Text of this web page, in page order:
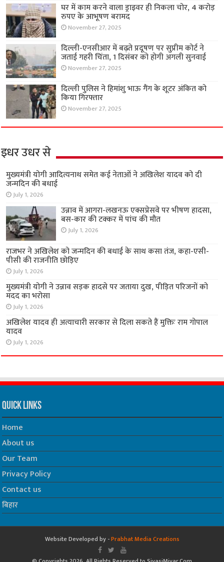
घर में काम करने वाला ड्राइवर ही निकला चोर, 4 करोड़
रुपए के आभूषण बरामद
November 27, 2025
दिल्ली-एनसीआर में बढ़ते प्रदूषण पर सुप्रीम कोर्ट ने
जताई गहरी चिंता, 1 दिसंबर को होगी अगली सुनवाई
November 27, 2025
दिल्ली पुलिस ने हिमांशु भाऊ गैंग के शूटर अंकित को
किया गिरफ्तार
November 27, 2025
इधर उधर से
मुख्यमंत्री योगी आदित्यनाथ समेत कई नेताओं ने अखिलेश यादव को दी
जन्मदिन की बधाई
July 1, 2026
उन्नाव में आगरा-लखनऊ एक्सप्रेसवे पर भीषण हादसा,
बस-कार की टक्कर में पांच की मौत
July 1, 2026
राजभर ने अखिलेश को जन्मदिन की बधाई के साथ कसा तंज, कहा-एसी-
पीसी की राजनीति छोड़िए
July 1, 2026
मुख्यमंत्री योगी ने उन्नाव सड़क हादसे पर जताया दुख, पीड़ित परिजनों को
मदद का भरोसा
July 1, 2026
अखिलेश यादव ही अत्याचारी सरकार से दिला सकते हैं मुक्तिः राम गोपाल
यादव
July 1, 2026
Quick Links
Home
About us
Our Team
Privacy Policy
Contact us
बिहार
Website Developed by -Prabhat Media Creations